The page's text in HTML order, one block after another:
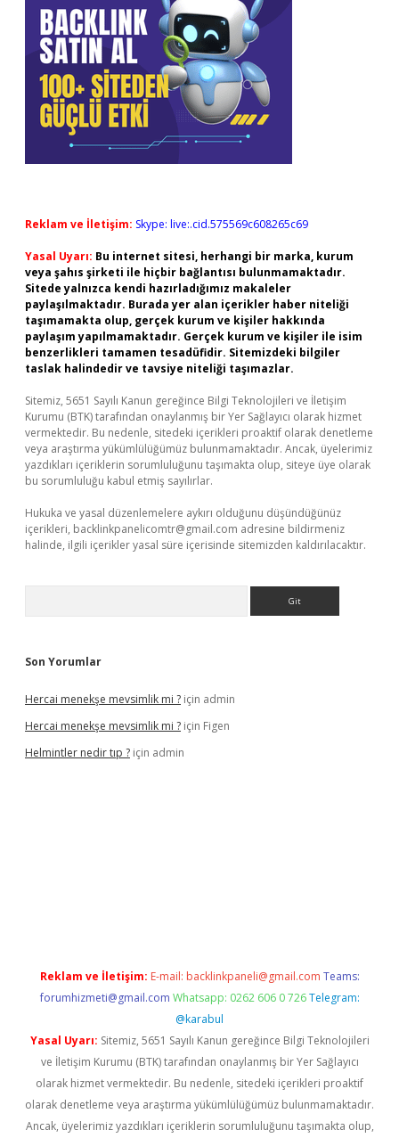
Reklam ve İletişim: Skype: live:.cid.575569c608265c69
Yasal Uyarı: Bu internet sitesi, herhangi bir marka, kurum
veya şahıs şirketi ile hiçbir bağlantısı bulunmamaktadır.
Sitede yalnızca kendi hazırladığımız makaleler
paylaşılmaktadır. Burada yer alan içerikler haber niteliği
taşımamakta olup, gerçek kurum ve kişiler hakkında
paylaşım yapılmamaktadır. Gerçek kurum ve kişiler ile isim
benzerlikleri tamamen tesadüfidir. Sitemizdeki bilgiler
taslak halindedir ve tavsiye niteliği taşımazlar.
Sitemiz, 5651 Sayılı Kanun gereğince Bilgi Teknolojileri ve İletişim
Kurumu (BTK) tarafından onaylanmış bir Yer Sağlayıcı olarak hizmet
vermektedir. Bu nedenle, sitedeki içerikleri proaktif olarak denetleme
veya araştırma yükümlülüğümüz bulunmamaktadır. Ancak, üyelerimiz
yazdıkları içeriklerin sorumluluğunu taşımakta olup, siteye üye olarak
bu sorumluluğu kabul etmiş sayılırlar.
Hukuka ve yasal düzenlemelere aykırı olduğunu düşündüğünüz
içerikleri, backlinkpanelicomtr@gmail.com adresine bildirmeniz
halinde, ilgili içerikler yasal süre içerisinde sitemizden kaldırılacaktır.
Son Yorumlar
Hercai menekşe mevsimlik mi ? için admin
Hercai menekşe mevsimlik mi ? için Figen
Helmintler nedir tıp ? için admin
Reklam ve İletişim: E-mail: backlinkpaneli@gmail.com Teams:
forumhizmeti@gmail.com Whatsapp: 0262 606 0 726 Telegram:
@karabul
Yasal Uyarı: Sitemiz, 5651 Sayılı Kanun gereğince Bilgi Teknolojileri
ve İletişim Kurumu (BTK) tarafından onaylanmış bir Yer Sağlayıcı
olarak hizmet vermektedir. Bu nedenle, sitedeki içerikleri proaktif
olarak denetleme veya araştırma yükümlülüğümüz bulunmamaktadır.
Ancak, üyelerimiz yazdıkları içeriklerin sorumluluğunu taşımakta olup,